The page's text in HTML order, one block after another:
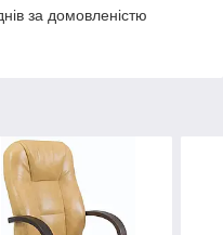
за домовленістю